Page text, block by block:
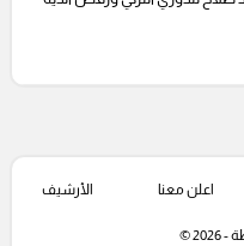
اعلن معنا الأرشيف
©